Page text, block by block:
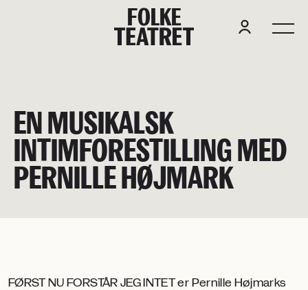
FOLKE
EN MUSIKALSK
INTIMFORESTILLING MED
PERNILLE HØJMARK
FØRST NU FORSTÅR JEG INTET er Pernille Højmarks